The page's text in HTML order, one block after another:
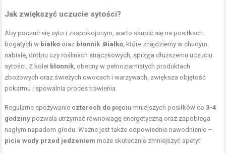
Jak zwiększyć uczucie sytości?
Aby poczuć się syto i zaspokojonym, warto skupić się na posiłkach
bogatych w białko oraz błonnik. Białko, które znajdziemy w chudym
nabiale, drobiu czy roślinach strączkowych, sprzyja dłuższemu uczuciu
sytości. Z kolei błonnik, obecny w pełnoziarnistych produktach
zbożowych oraz świeżych owocach i warzywach, zwiększa objętość
pokarmu i spowalnia proces trawienia.
Regularne spożywanie czterech do pięciu mniejszych posiłków co3-4
godziny pozwala utrzymać równowagę energetyczną oraz zapobiega
nagłym napadom głodu. Ważne jest także odpowiednie nawodnienie –
picie wody przed jedzeniem może skutecznie zmniejszyć apetyt.